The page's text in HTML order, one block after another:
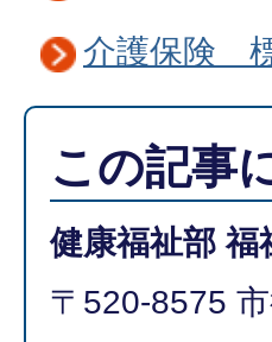
介護保険
この記事
健康福祉部 福
〒520-8575